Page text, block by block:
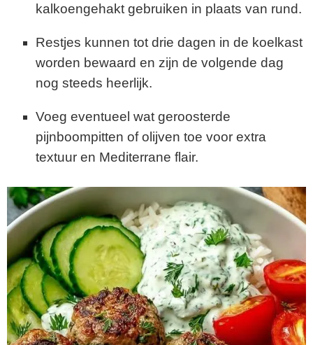
kalkoengehakt gebruiken in plaats van rund.
Restjes kunnen tot drie dagen in de koelkast
worden bewaard en zijn de volgende dag
nog steeds heerlijk.
Voeg eventueel wat geroosterde
pijnboompitten of olijven toe voor extra
textuur en Mediterrane flair.